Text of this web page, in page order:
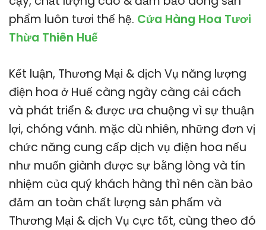
phẩm luôn tươi thế hệ. Cửa Hàng Hoa Tươi
Thừa Thiên Huế
Kết luận, Thương Mại & dịch Vụ năng lượng
điện hoa ở Huế càng ngày càng cải cách
và phát triển & được ưa chuộng vì sự thuận
lợi, chóng vánh. mặc dù nhiên, những đơn vị
chức năng cung cấp dịch vụ điện hoa nếu
như muốn giành được sự bằng lòng và tín
nhiệm của quý khách hàng thì nên cần bảo
đảm an toàn chất lượng sản phẩm và
Thương Mại & dịch Vụ cực tốt, cùng theo đó